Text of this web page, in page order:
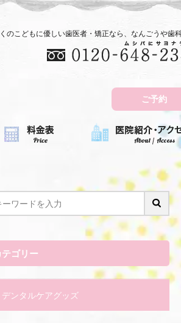
のこどもに優しい歯医者・矯正なら、なんごうや歯
ご予約
テゴリー
デンタルケアグッズ